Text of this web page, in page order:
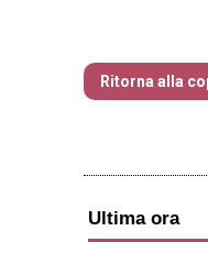
Ritorna alla
Ultima ora